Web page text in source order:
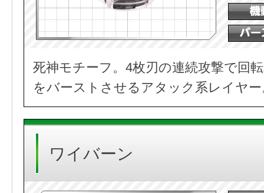
死神モチーフ。4枚刃の連続攻撃で回
をバーストさせるアタック系レイヤー
ワイバーン